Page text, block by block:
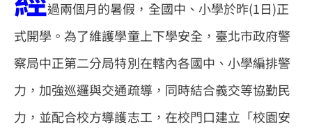
過兩個月的暑假，全國中、小學於昨(1日)正
式開學。為了維護學童上下學安全，臺北市政府警
察局中正第二分局特別在轄內各國中、小學編排警
力，加強巡邏與交通疏導，同時結合義交等協勤民
力，並配合校方導護志工，在校門口建立「校園安